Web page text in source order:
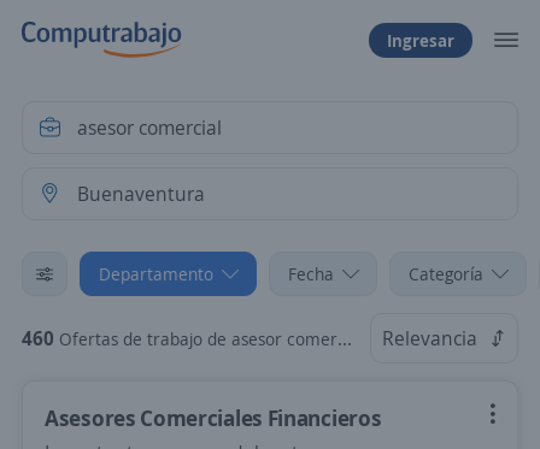
Ingresar
Departamento Fecha Categoría
460 Ofertas de trabajo de asesor comercial en Buenaventura, Valle del Cauca Relevancia
Asesores Comerciales Financieros